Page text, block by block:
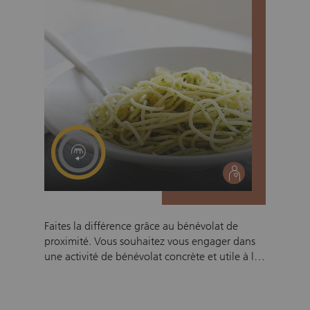
vivez des expériences enrichissantes qui
resteront longtemps gravées dans votre
mémoire.
social
Faites la différence grâce au bénévolat de
proximité. Vous souhaitez vous engager dans
une activité de bénévolat concrète et utile à la